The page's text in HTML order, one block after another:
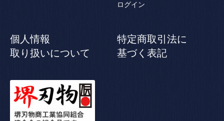
ログイン
個人情報
取り扱いについて
特定商取引法に
基づく表記